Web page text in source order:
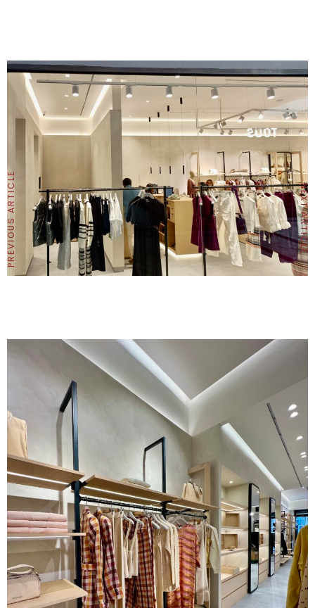
PREVIOUS ARTICLE NEXT ARTICLE